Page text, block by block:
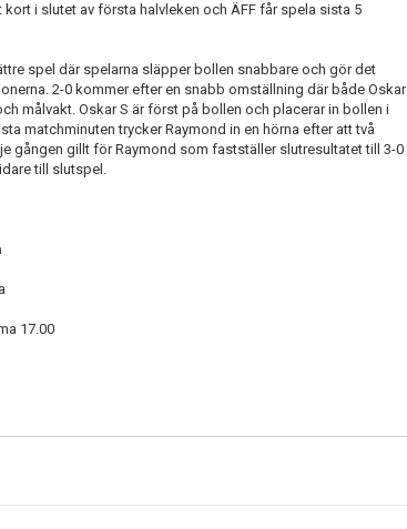
i slutet av första halvleken och ÄFF får spela sista 5
spel där spelarna släpper bollen snabbare och gör det
2-0 kommer efter en snabb omställning där både Oskar
målvakt. Oskar S är först på bollen och placerar in bollen i
matchminuten trycker Raymond in en hörna efter att två
gången gillt för Raymond som fastställer slutresultatet till 3-0
till slutspel.
17.00